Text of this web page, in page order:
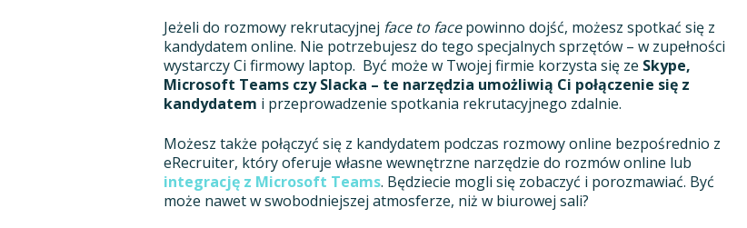
Jeżeli do rozmowy rekrutacyjnej face to facepowinno dojść, możesz spotkać się z
kandydatem online. Nie potrzebujesz do tego specjalnych sprzętów – w zupełności
wystarczy Ci firmowy laptop. Być może w Twojej firmie korzysta się ze Skype,
Microsoft Teams czy Slacka – te narzędzia umożliwią Ci połączenie się z
kandydatem i przeprowadzenie spotkania rekrutacyjnego zdalnie.
Możesz także połączyć się z kandydatem podczas rozmowy online bezpośrednio z
eRecruiter, który oferuje własne wewnętrzne narzędzie do rozmów online lub
integrację z Microsoft Teams. Będziecie mogli się zobaczyć i porozmawiać. Być
może nawet w swobodniejszej atmosferze, niż w biurowej sali?